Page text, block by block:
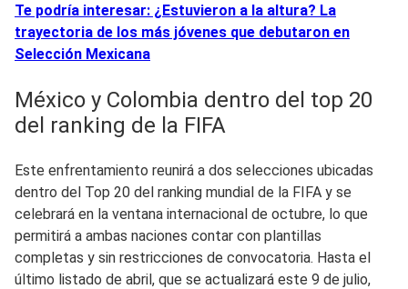
Te podría interesar: ¿Estuvieron a la altura? La
trayectoria de los más jóvenes que debutaron en
Selección Mexicana
México y Colombia dentro del top 20
del ranking de la FIFA
Este enfrentamiento reunirá a dos selecciones ubicadas
dentro del Top 20 del ranking mundial de la FIFA y se
celebrará en la ventana internacional de octubre, lo que
permitirá a ambas naciones contar con plantillas
completas y sin restricciones de convocatoria. Hasta el
último listado de abril, que se actualizará este 9 de julio,